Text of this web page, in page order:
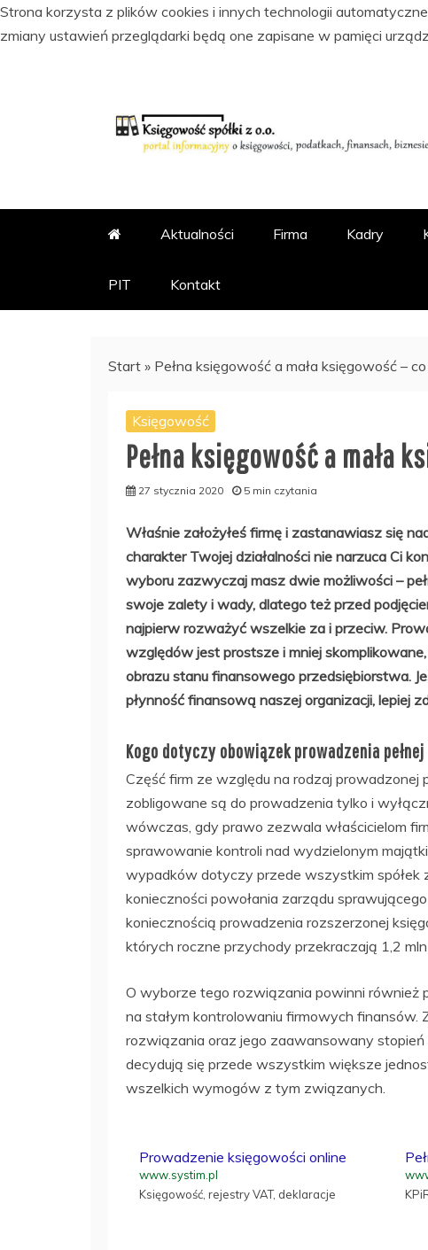
Strona korzysta z plików cookies i innych technologii
zmiany ustawień przeglądarki będą one zapisane w pamięci
Aktualności Firma Kadry
PIT Kontakt
Start » Pełna księgowość a mała księgowość –
Księgowość
Pełna księgowość a mała
27 stycznia 2020 5 min czytania
Właśnie założyłeś firmę i zastanawiasz się
charakter Twojej działalności nie narzuca Ci
wyboru zazwyczaj masz dwie możliwości –
swoje zalety i wady, dlatego też przed
najpierw rozważyć wszelkie za i przeciw.
względów jest prostsze i mniej
obrazu stanu finansowego przedsiębiorstwa.
płynność finansową naszej organizacji, lepiej
Kogo dotyczy obowiązek prowadzenia
Część firm ze względu na rodzaj prowadzonej
zobligowane są do prowadzenia tylko i
wówczas, gdy prawo zezwala właścicielom
sprawowanie kontroli nad wydzielonym
wypadków dotyczy przede wszystkim spółek
konieczności powołania zarządu
koniecznością prowadzenia rozszerzonej
których roczne przychody przekraczają 1,2 mln
O wyborze tego rozwiązania powinni również
na stałym kontrolowaniu firmowych
rozwiązania oraz jego zaawansowany
decydują się przede wszystkim większe
wszelkich wymogów z tym związanych.
Prowadzenie księgowości online
www.systim.pl
Księgowość, rejestry VAT, deklaracje